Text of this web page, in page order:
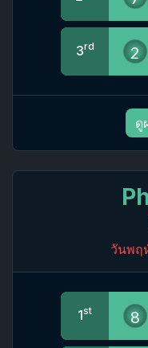
3rd 2
ดู
วันพฤ
1st 8